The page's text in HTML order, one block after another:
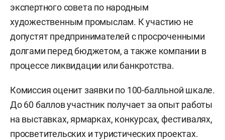
экспертного совета по народным
художественным промыслам. К участию не
допустят предпринимателей с просроченными
долгами перед бюджетом, а также компании в
процессе ликвидации или банкротства.
Комиссия оценит заявки по 100-балльной шкале.
До 60 баллов участник получает за опыт работы
на выставках, ярмарках, конкурсах, фестивалях,
просветительских и туристических проектах.